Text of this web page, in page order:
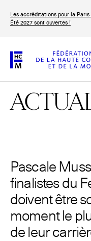
contenu
Les accréditations pour la
Été 2027 sont ouvertes !
Pascale
finalistes du
doivent être
moment le
de leur
FRANÇAIS
La
La FHCM
La gouvernance
Les membres
Les événements de la
Paris
Haute